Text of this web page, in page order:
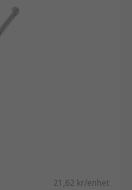
21,62 kr/enhet